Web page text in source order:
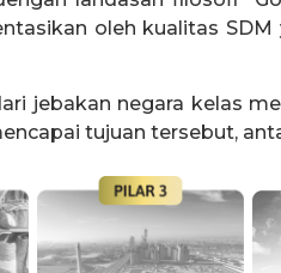
oleh kualitas
jebakan negara kelas
tujuan tersebut,